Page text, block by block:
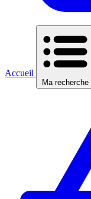
Accueil
Ma recherche